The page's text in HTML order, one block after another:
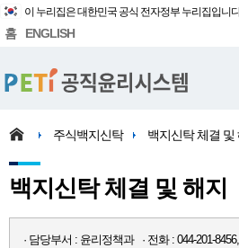
이 누리집은 대한민국 공식 전자정부 누리집입니
홈 ENGLISH
주식백지신탁 백지신탁 체결 및
백지신탁 체결 및 해지
· 담당부서 : 윤리정책과 · 전화 : 044-201-